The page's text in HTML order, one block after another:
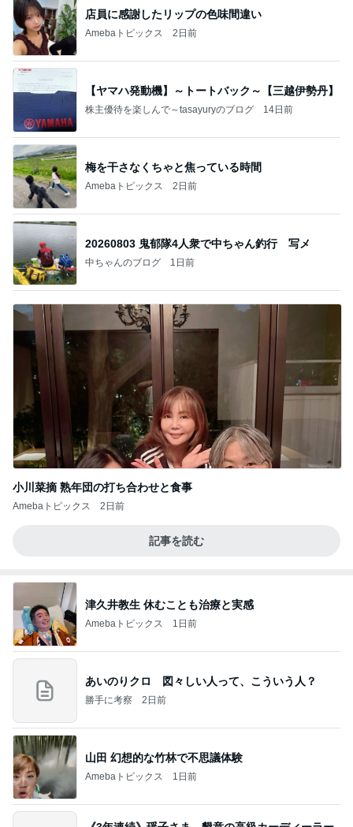
店員に感謝したリップの色味間違い
Amebaトピックス 2日前
【ヤマハ発動機】～トートバック～【三越伊勢丹】
株主優待を楽しんで～tasayuryのブログ 14日前
梅を干さなくちゃと焦っている時間
Amebaトピックス 2日前
20260803 鬼郁隊4人衆で中ちゃん釣行 写メ
中ちゃんのブログ 1日前
小川菜摘 熟年団の打ち合わせと食事
Amebaトピックス 2日前
記事を読む
津久井教生 休むことも治療と実感
Amebaトピックス 1日前
あいのりクロ 図々しい人って、こういう人？
勝手に考察 2日前
山田 幻想的な竹林で不思議体験
Amebaトピックス 1日前